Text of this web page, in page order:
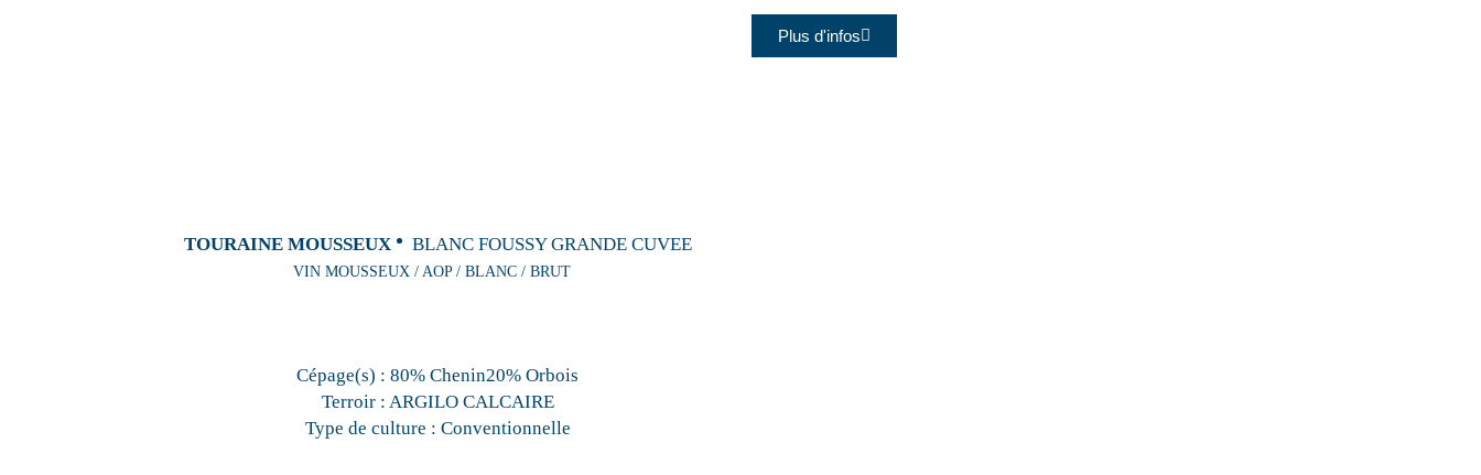
TOURAINE MOUSSEUX BLANC FOUSSY GRANDE CUVEE
VIN MOUSSEUX / AOP / BLANC / BRUT
Cépage(s) : 80% Chenin20% Orbois
Terroir : ARGILO CALCAIRE
Type de culture : Conventionnelle
Plus d'infos